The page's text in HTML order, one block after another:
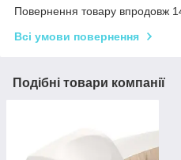
Повернення товару впродовж
Всі умови повернення
Подібні товари компанії